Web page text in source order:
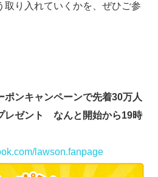
取り入れていくかを、ぜひご参
ンキャンペーンで先着30万人
レゼント なんと開始から19時
lawson.fanpage